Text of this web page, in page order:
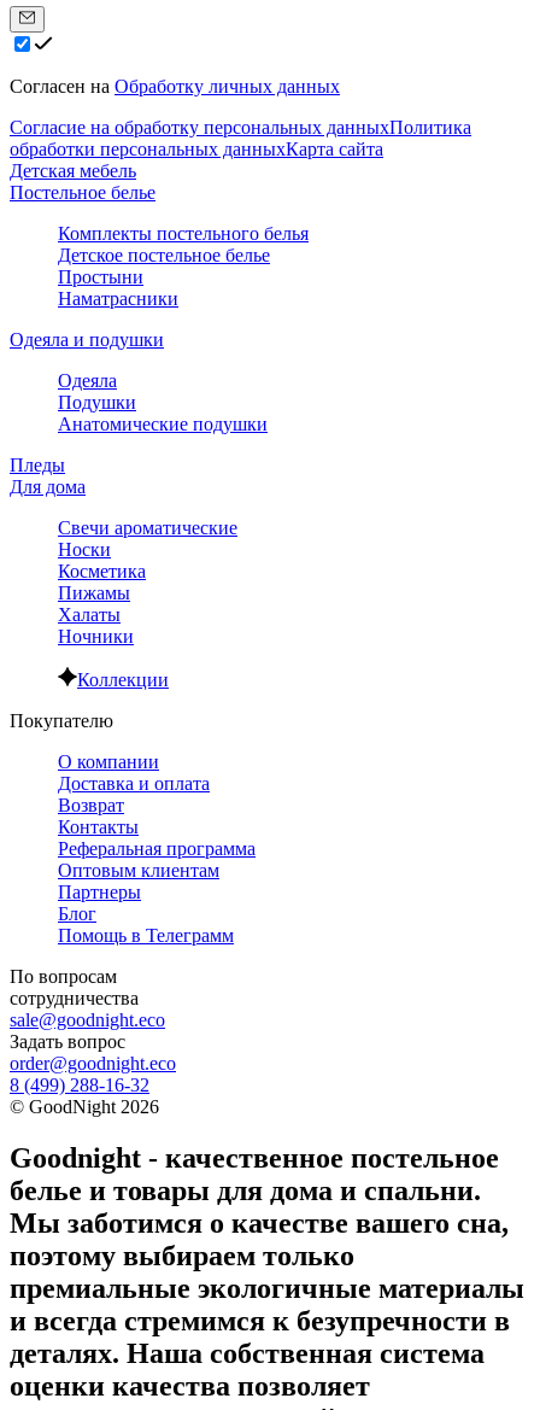
Согласен на Обработку личных данных
Согласие на обработку персональных данныхПолитика
обработки персональных данныхКарта сайта
Детская мебель
Постельное белье
Комплекты постельного белья
Детское постельное белье
Простыни
Наматрасники
Одеяла и подушки
Одеяла
Подушки
Анатомические подушки
Пледы
Для дома
Свечи ароматические
Носки
Косметика
Пижамы
Халаты
Ночники
Коллекции
Покупателю
О компании
Доставка и оплата
Возврат
Контакты
Реферальная программа
Оптовым клиентам
Партнеры
Блог
Помощь в Телеграмм
По вопросам
сотрудничества
sale@goodnight.eco
Задать вопрос
order@goodnight.eco
8 (499) 288-16-32
© GoodNight 2026
Goodnight - качественное постельное
белье и товары для дома и спальни.
Мы заботимся о качестве вашего сна,
поэтому выбираем только
премиальные экологичные материалы
и всегда стремимся к безупречности в
деталях. Наша собственная система
оценки качества позволяет